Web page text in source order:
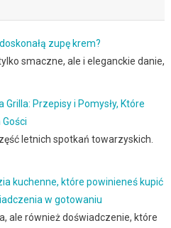
zupę krem?
smaczne, ale i eleganckie danie,
Grilla: Przepisy i Pomysły, Które
letnich spotkań towarzyskich.
kuchenne, które powinieneś kupić
w gotowaniu
ale również doświadczenie, które